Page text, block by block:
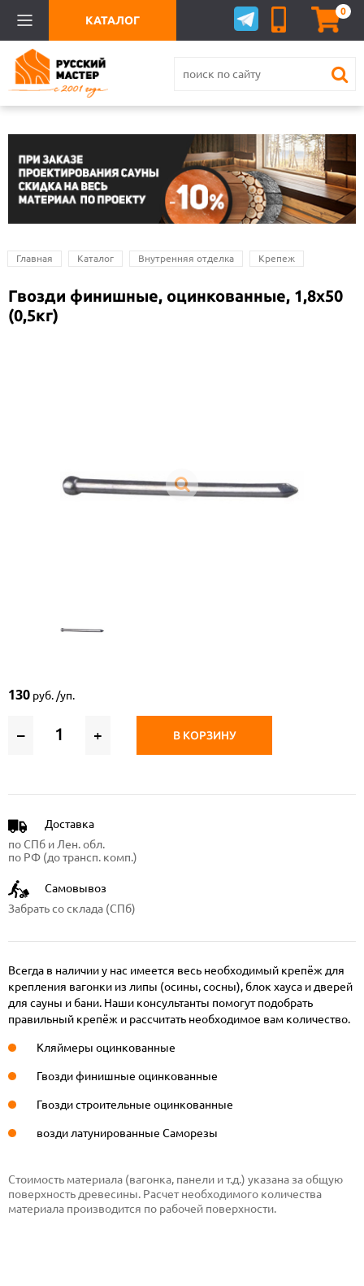
0
КАТАЛОГ
Главная Каталог Внутренняя отделка Крепеж
Гвозди финишные, оцинкованные, 1,8х50
(0,5кг)
130 руб. /уп.
– + В КОРЗИНУ
Доставка
по СПб и Лен. обл.
по РФ (до трансп. комп.)
Самовывоз
Забрать со склада (СПб)
Всегда в наличии у нас имеется весь необходимый крепёж для
крепления вагонки из липы (осины, сосны), блок хауса и дверей
для сауны и бани. Наши консультанты помогут подобрать
правильный крепёж и рассчитать необходимое вам количество.
Кляймеры оцинкованные
Гвозди финишные оцинкованные
Гвозди строительные оцинкованные
возди латунированные Саморезы
Стоимость материала (вагонка, панели и т.д.) указана за общую
поверхность древесины. Расчет необходимого количества
материала производится по рабочей поверхности.